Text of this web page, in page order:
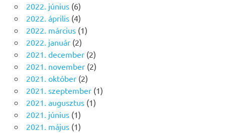
2022. június(6)
2022. április(4)
2022. március(1)
2022. január(2)
2021. december(2)
2021. november(2)
2021. október(2)
2021. szeptember(1)
2021. augusztus(1)
2021. június(1)
2021. május(1)